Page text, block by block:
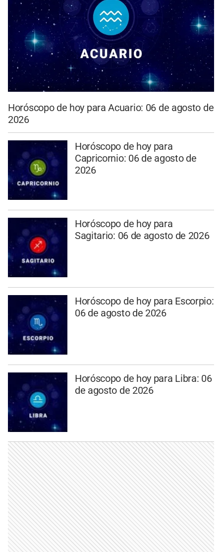
Horóscopo de hoy para Acuario: 06 de agosto de
2026
Horóscopo de hoy para
Capricornio: 06 de agosto de
2026
Horóscopo de hoy para
Sagitario: 06 de agosto de 2026
Horóscopo de hoy para Escorpio:
06 de agosto de 2026
Horóscopo de hoy para Libra: 06
de agosto de 2026